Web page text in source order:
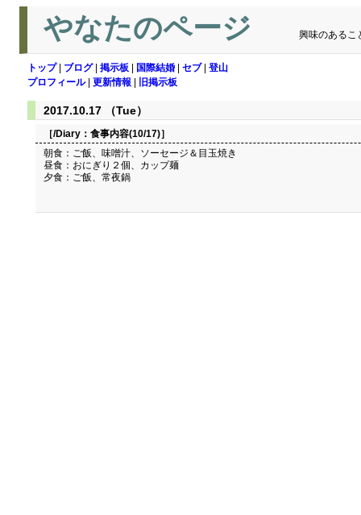
やなたのページ 興味のあるこ
トップ| ブログ| 掲示板 国際結婚 セブ| 登山
プロフィール| 更新情報 旧掲示板
2017.10.17 （Tue）
［/Diary： 食事内容(10/17)］
朝食：ご飯、味噌汁、ソーセージ＆目玉焼き
昼食：おにぎり２個、カップ麺
夕食：ご飯、常夜鍋